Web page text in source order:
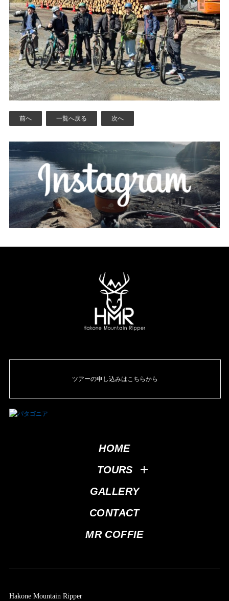
前へ 一覧へ戻る 次へ
ツアーの申し込みはこちらから
HOME
TOURS
GALLERY
CONTACT
MR COFFIE
Hakone Mountain Ripper